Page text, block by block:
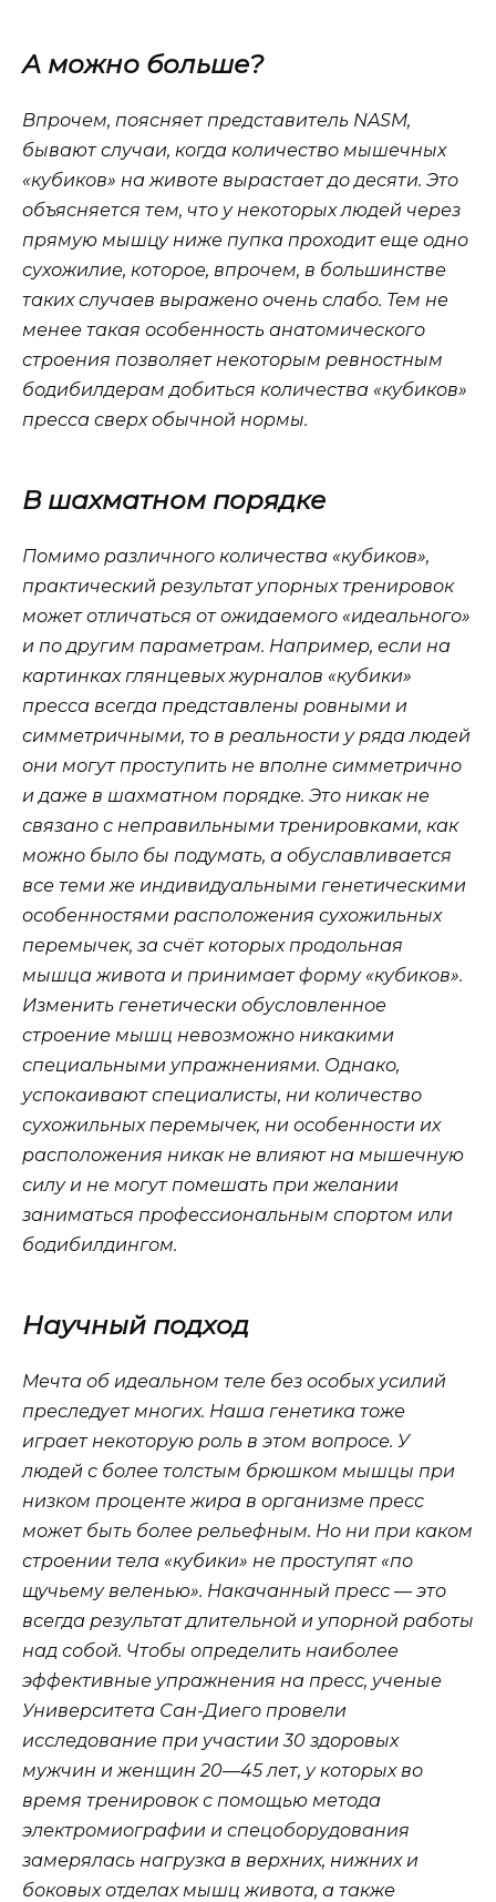
А можно больше?
Впрочем, поясняет представитель NASM,
бывают случаи, когда количество мышечных
«кубиков» на животе вырастает до десяти. Это
объясняется тем, что у некоторых людей через
прямую мышцу ниже пупка проходит еще одно
сухожилие, которое, впрочем, в большинстве
таких случаев выражено очень слабо. Тем не
менее такая особенность анатомического
строения позволяет некоторым ревностным
бодибилдерам добиться количества «кубиков»
пресса сверх обычной нормы.
В шахматном порядке
Помимо различного количества «кубиков»,
практический результат упорных тренировок
может отличаться от ожидаемого «идеального»
и по другим параметрам. Например, если на
картинках глянцевых журналов «кубики»
пресса всегда представлены ровными и
симметричными, то в реальности у ряда людей
они могут проступить не вполне симметрично
и даже в шахматном порядке. Это никак не
связано с неправильными тренировками, как
можно было бы подумать, а обуславливается
все теми же индивидуальными генетическими
особенностями расположения сухожильных
перемычек, за счёт которых продольная
мышца живота и принимает форму «кубиков».
Изменить генетически обусловленное
строение мышц невозможно никакими
специальными упражнениями. Однако,
успокаивают специалисты, ни количество
сухожильных перемычек, ни особенности их
расположения никак не влияют на мышечную
силу и не могут помешать при желании
заниматься профессиональным спортом или
бодибилдингом.
Научный подход
Мечта об идеальном теле без особых усилий
преследует многих. Наша генетика тоже
играет некоторую роль в этом вопросе. У
людей с более толстым брюшком мышцы при
низком проценте жира в организме пресс
может быть более рельефным. Но ни при каком
строении тела «кубики» не проступят «по
щучьему веленью». Накачанный пресс — это
всегда результат длительной и упорной работы
над собой. Чтобы определить наиболее
эффективные упражнения на пресс, ученые
Университета Сан-Диего провели
исследование при участии 30 здоровых
мужчин и женщин 20—45 лет, у которых во
время тренировок с помощью метода
электромиографии и спецоборудования
замерялась нагрузка в верхних, нижних и
боковых отделах мышц живота, а также